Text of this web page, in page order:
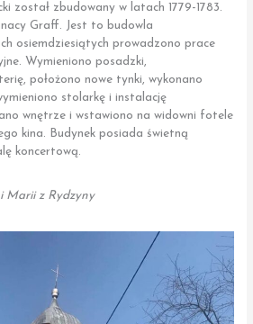
został zbudowany w latach 1779-1783.
Graff. Jest to budowla
osiemdziesiątych prowadzono prace
Wymieniono posadzki,
położono nowe tynki, wykonano
stolarkę i instalację
wnętrze i wstawiono na widowni fotele
kina. Budynek posiada świetną
koncertową.
Marii z Rydzyny